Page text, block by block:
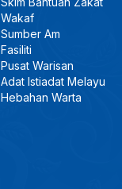
Wakaf
Sumber Am
Fasiliti
Pusat Warisan
Adat Istiadat Melayu
Hebahan Warta